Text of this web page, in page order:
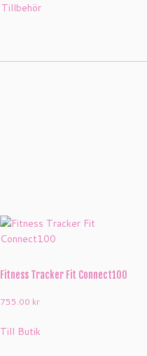
Tillbehör
Fitness Tracker Fit Connect100
755.00 kr
Till Butik